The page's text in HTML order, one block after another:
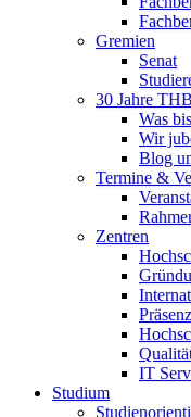
Gremien
Senat
30 Jahre THB
Was
Wir
Blog
Termine &
Zentren
IT
Studium